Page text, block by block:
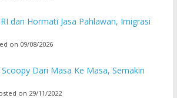
dan Hormati Jasa Pahlawan, Imigrasi
on 09/08/2026
Dari Masa Ke Masa, Semakin
on 29/11/2022